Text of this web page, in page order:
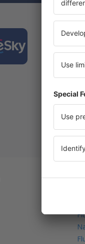
und
Alle